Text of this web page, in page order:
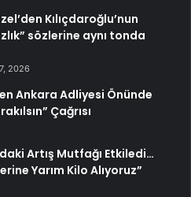
Kılıçdaroğlu’nun
sözlerine aynı tonda
2026
Ankara Adliyesi Önünde
Çağrısı
Artış Mutfağı Etkiledi…
Yarım Kilo Alıyoruz”